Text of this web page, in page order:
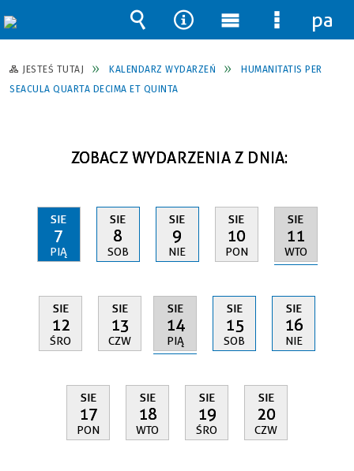
JESTEŚ TUTAJ KALENDARZ WYDARZEŃ
HUMANITATIS PER
SEACULA QUARTA DECIMA ET QUINTA
ZOBACZ WYDARZENIA Z DNIA:
SIE
7
PIĄ
SIE
8
SOB
SIE
9
NIE
SIE
10
PON
SIE
11
WTO
SIE
12
ŚRO
SIE
13
CZW
SIE
14
PIĄ
SIE
15
SOB
SIE
16
NIE
SIE
17
PON
SIE
18
WTO
SIE
19
ŚRO
SIE
20
CZW
Wyszukiwarka
Narzędzia
Menu
główne
Menu